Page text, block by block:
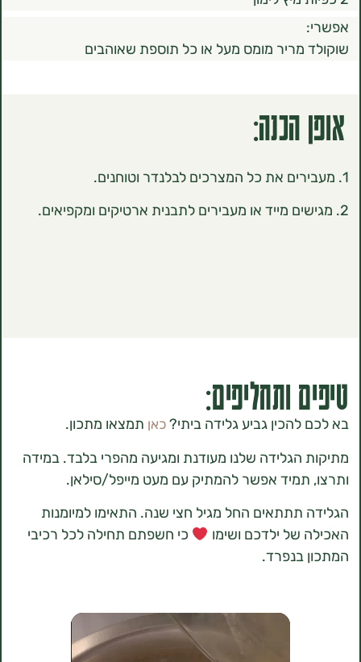
מריר מומס מעל או כל תוספת שאוהבים
ותחליפים:
גביע גלידה ביתי?כאן תמצאו מתכון.
שלנו מעודנת ומגיעה מהפרי בלבד. במידה
אפשר להמתיק עם מעט מייפל/סילאן.
תתתאים החל מגיל חצי שנה. התאימו למיומנות
של ילדכם ושימו
כי חשפתם תחילה לכל רכיבי
בנפרד.